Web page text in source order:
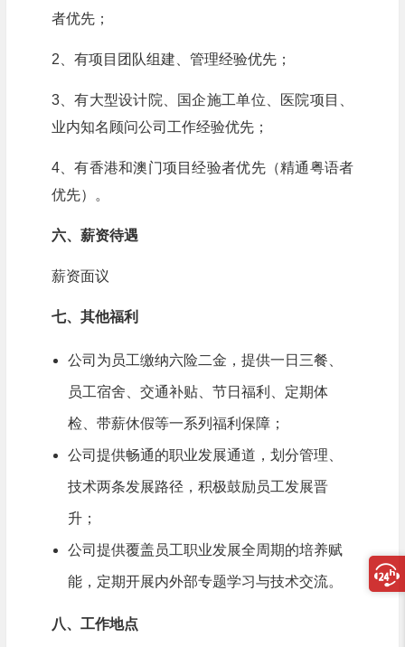
者优先；
2、有项目团队组建、管理经验优先；
3、有大型设计院、国企施工单位、医院项目、
业内知名顾问公司工作经验优先；
4、有香港和澳门项目经验者优先（精通粤语者
优先）。
六、薪资待遇
薪资面议
七、其他福利
公司为员工缴纳六险二金，提供一日三餐、
员工宿舍、交通补贴、节日福利、定期体
检、带薪休假等一系列福利保障；
公司提供畅通的职业发展通道，划分管理、
技术两条发展路径，积极鼓励员工发展晋
升；
公司提供覆盖员工职业发展全周期的培养赋
能，定期开展内外部专题学习与技术交流。
八、工作地点